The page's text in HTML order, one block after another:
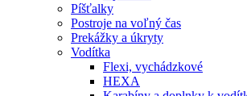
Píšťalky
Postroje na voľný čas
Prekážky a úkryty
Vodítka
Flexi, vychádzkové
HEXA